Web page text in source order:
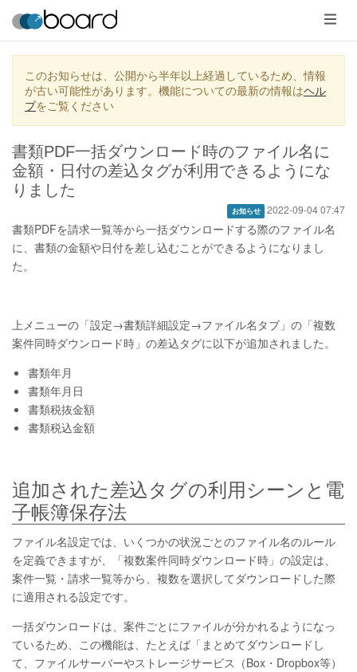
メ
ニ
ュ
ー
このお知らせは、公開から半年以上経過しているため、情報
が古い可能性があります。機能についての最新の情報はヘル
プをご覧ください
書類PDF一括ダウンロード時のファイル名に
金額・日付の差込タグが利用できるようにな
りました
お知らせ 2022-09-04 07:47
書類PDFを請求一覧等から一括ダウンロードする際のファイル名
に、書類の金額や日付を差し込むことができるようになりまし
た。
上メニューの「設定→書類詳細設定→ファイル名タブ」の「複数
案件同時ダウンロード時」の差込タグに以下が追加されました。
書類年月
書類年月日
書類税抜金額
書類税込金額
追加された差込タグの利用シーンと電
子帳簿保存法
ファイル名設定では、いくつかの状況ごとのファイル名のルール
を定義できますが、「複数案件同時ダウンロード時」の設定は、
案件一覧・請求一覧等から、複数を選択してダウンロードした際
に適用される設定です。
一括ダウンロードは、案件ごとにファイルが分かれるようになっ
ているため、この機能は、たとえば「まとめてダウンロードし
て、ファイルサーバーやストレージサービス（Box・Dropbox等）